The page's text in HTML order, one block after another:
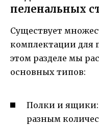
пеленальных
Существует
комплектации для
этом разделе мы
основных типов:
Полки и ящики:
разным